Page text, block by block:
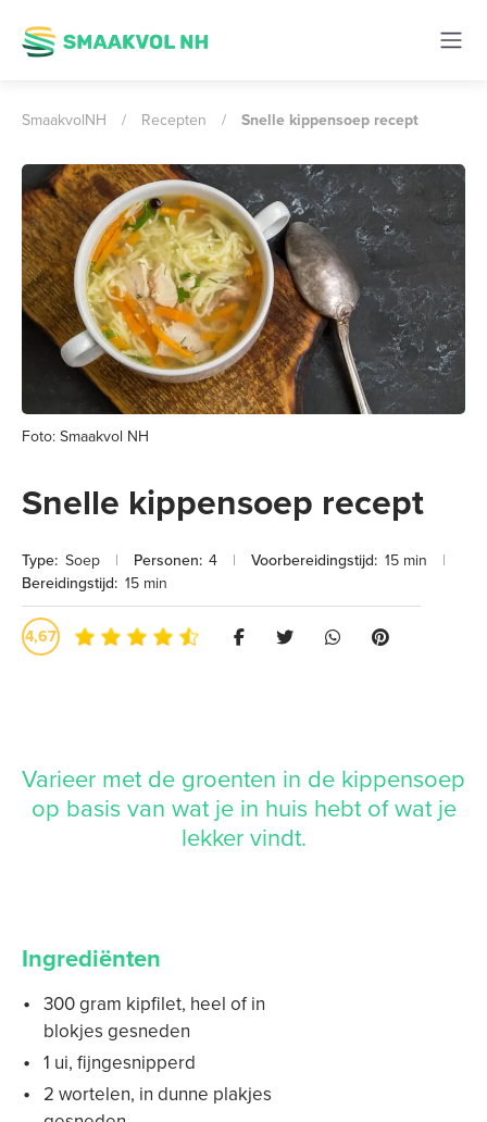
SmaakvolNH / Recepten / Snelle kippensoep recept
Foto: Smaakvol NH
Snelle kippensoep recept
Type: Soep | Personen: 4 | Voorbereidingstijd: 15 min
|
Bereidingstijd: 15 min
4,67
Varieer met de groenten in de kippensoep
op basis van wat je in huis hebt of wat je
lekker vindt.
Ingrediënten
300 gram kipfilet, heel of in
blokjes gesneden
1 ui, fijngesnipperd
2 wortelen, in dunne plakjes